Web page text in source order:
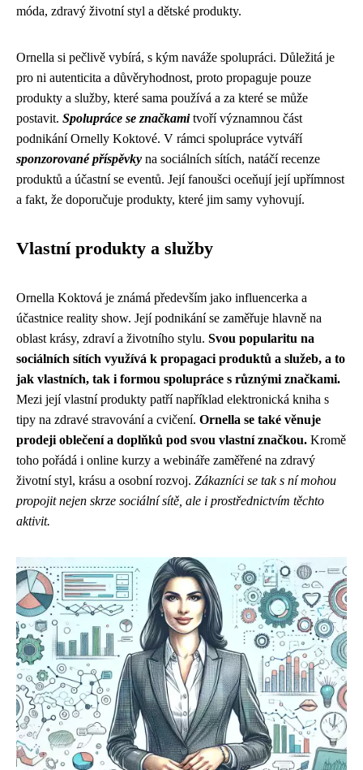
móda, zdravý životní styl a dětské produkty.
Ornella si pečlivě vybírá, s kým naváže spolupráci. Důležitá je
pro ni autenticita a důvěryhodnost, proto propaguje pouze
produkty a služby, které sama používá a za které se může
postavit. Spolupráce se značkamitvoří významnou část
podnikání Ornelly Koktové. V rámci spolupráce vytváří
sponzorované příspěvky na sociálních sítích, natáčí recenze
produktů a účastní se eventů. Její fanoušci oceňují její upřímnost
a fakt, že doporučuje produkty, které jim samy vyhovují.
Vlastní produkty a služby
Ornella Koktová je známá především jako influencerka a
účastnice reality show. Její podnikání se zaměřuje hlavně na
oblast krásy, zdraví a životního stylu. Svou popularitu na
sociálních sítích využívá k propagaci produktů a služeb, a to
jak vlastních, tak i formou spolupráce s různými značkami.
Mezi její vlastní produkty patří například elektronická kniha s
tipy na zdravé stravování a cvičení. Ornella se také věnuje
prodeji oblečení a doplňků pod svou vlastní značkou. Kromě
toho pořádá i online kurzy a webináře zaměřené na zdravý
životní styl, krásu a osobní rozvoj. Zákazníci se tak s ní mohou
propojit nejen skrze sociální sítě, ale i prostřednictvím těchto
aktivit.